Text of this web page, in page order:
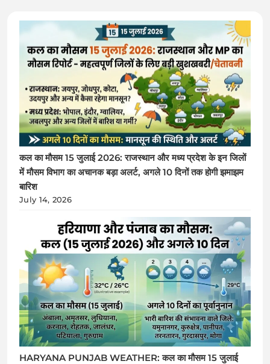
कल का मौसम 15 जुलाई 2026: राजस्थान और मध्य प्रदेश के इन जिलों
में मौसम विभाग का अचानक बड़ा अलर्ट, अगले 10 दिनों तक होगी झमाझम
बारिश
July 14, 2026
HARYANA PUNJAB WEATHER: कल का मौसम 15 जुलाई